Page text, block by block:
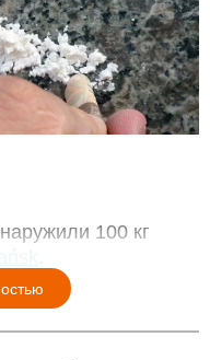
100 кг